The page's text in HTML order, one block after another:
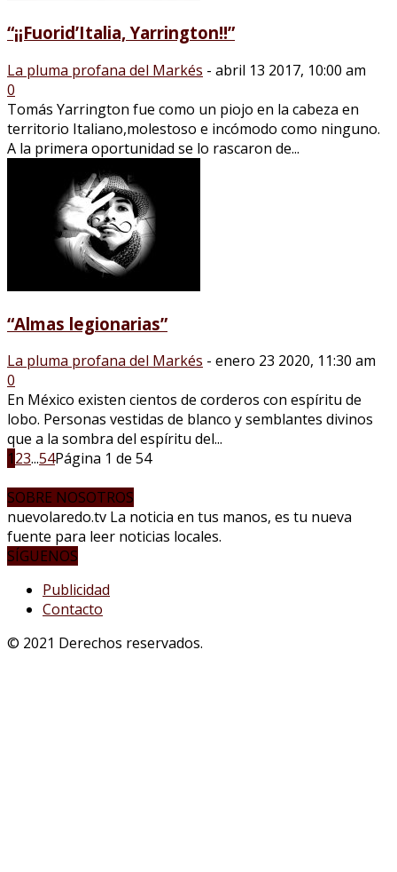
“¡¡Fuorid’Italia, Yarrington!!”
La pluma profana del Markés - abril 13 2017, 10:00 am
0
Tomás Yarrington fue como un piojo en la cabeza en
territorio Italiano,molestoso e incómodo como ninguno.
A la primera oportunidad se lo rascaron de...
“Almas legionarias”
La pluma profana del Markés - enero 23 2020, 11:30 am
0
En México existen cientos de corderos con espíritu de
lobo. Personas vestidas de blanco y semblantes divinos
que a la sombra del espíritu del...
123...54Página 1 de 54
SOBRE NOSOTROS
nuevolaredo.tv La noticia en tus manos, es tu nueva
fuente para leer noticias locales.
SÍGUENOS
Publicidad
Contacto
© 2021 Derechos reservados.